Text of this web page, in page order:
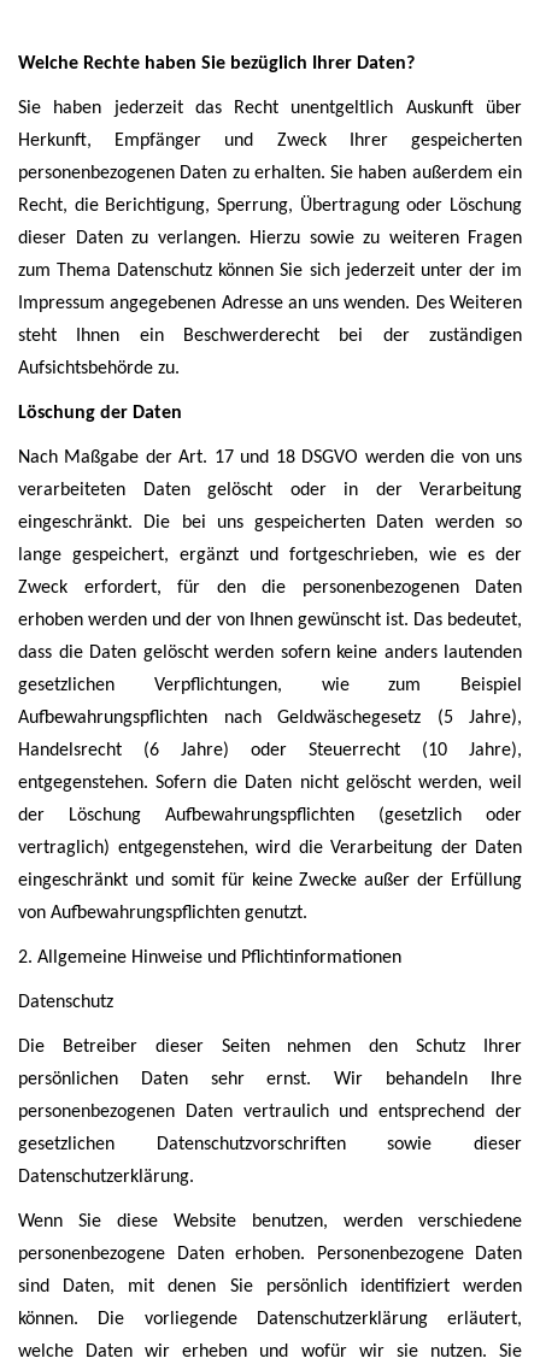
Welche Rechte haben Sie bezüglich Ihrer Daten?
Sie haben jederzeit das Recht unentgeltlich Auskunft über
Herkunft, Empfänger und Zweck Ihrer gespeicherten
personenbezogenen Daten zu erhalten. Sie haben außerdem ein
Recht, die Berichtigung, Sperrung, Übertragung oder Löschung
dieser Daten zu verlangen. Hierzu sowie zu weiteren Fragen
zum Thema Datenschutz können Sie sich jederzeit unter der im
Impressum angegebenen Adresse an uns wenden. Des Weiteren
steht Ihnen ein Beschwerderecht bei der zuständigen
Aufsichtsbehörde zu.
Löschung der Daten
Nach Maßgabe der Art. 17 und 18 DSGVO werden die von uns
verarbeiteten Daten gelöscht oder in der Verarbeitung
eingeschränkt. Die bei uns gespeicherten Daten werden so
lange gespeichert, ergänzt und fortgeschrieben, wie es der
Zweck erfordert, für den die personenbezogenen Daten
erhoben werden und der von Ihnen gewünscht ist. Das bedeutet,
dass die Daten gelöscht werden sofern keine anders lautenden
gesetzlichen Verpflichtungen, wie zum Beispiel
Aufbewahrungspflichten nach Geldwäschegesetz (5 Jahre),
Handelsrecht (6 Jahre) oder Steuerrecht (10 Jahre),
entgegenstehen. Sofern die Daten nicht gelöscht werden, weil
der Löschung Aufbewahrungspflichten (gesetzlich oder
vertraglich) entgegenstehen, wird die Verarbeitung der Daten
eingeschränkt und somit für keine Zwecke außer der Erfüllung
von Aufbewahrungspflichten genutzt.
2. Allgemeine Hinweise und Pflichtinformationen
Datenschutz
Die Betreiber dieser Seiten nehmen den Schutz Ihrer
persönlichen Daten sehr ernst. Wir behandeln Ihre
personenbezogenen Daten vertraulich und entsprechend der
gesetzlichen Datenschutzvorschriften sowie dieser
Datenschutzerklärung.
Wenn Sie diese Website benutzen, werden verschiedene
personenbezogene Daten erhoben. Personenbezogene Daten
sind Daten, mit denen Sie persönlich identifiziert werden
können. Die vorliegende Datenschutzerklärung erläutert,
welche Daten wir erheben und wofür wir sie nutzen. Sie